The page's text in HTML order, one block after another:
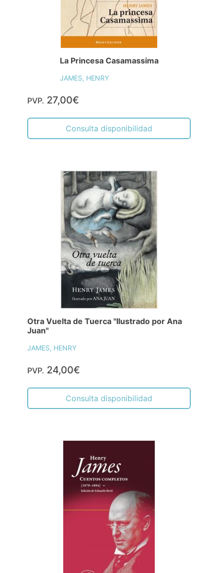
La Princesa Casamassima
JAMES, HENRY
PVP. 27,00€
Consulta disponibilidad
Otra Vuelta de Tuerca "Ilustrado por Ana
Juan"
JAMES, HENRY
PVP. 24,00€
Consulta disponibilidad